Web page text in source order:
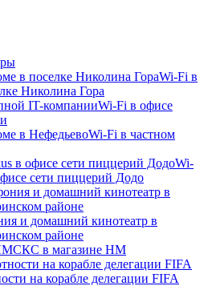
Wi-Fi в
Николина Гора
Wi-Fi в офисе
Wi-Fi в частном
Wi-
сети пиццерий Додо
и домашний кинотеатр в
районе
СКС в магазине HM
на корабле делегации FIFA